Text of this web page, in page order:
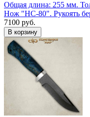
Общая длина: 255 мм.
Нож "НС-80". Рукоять
7100 руб.